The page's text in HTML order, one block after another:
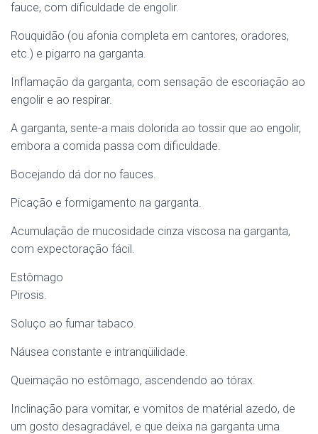
fauce, com dificuldade de engolir.
Rouquidão (ou afonia completa em cantores, oradores,
etc.) e pigarro na garganta.
Inflamação da garganta, com sensação de escoriação ao
engolir e ao respirar.
A garganta, sente-a mais dolorida ao tossir que ao engolir,
embora a comida passa com dificuldade.
Bocejando dá dor no fauces.
Picação e formigamento na garganta.
Acumulação de mucosidade cinza viscosa na garganta,
com expectoração fácil.
Estômago
Pirosis.
Soluço ao fumar tabaco.
Náusea constante e intranqüilidade.
Queimação no estômago, ascendendo ao tórax.
Inclinação para vomitar, e vomitos de matérial azedo, de
um gosto desagradável, e que deixa na garganta uma